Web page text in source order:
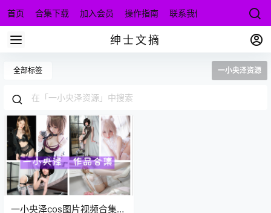
首页 合集下载 加入会员 操作指南 联系我们
绅士文摘
全部标签 一小央泽资源
一小央泽cos图片视频合集，